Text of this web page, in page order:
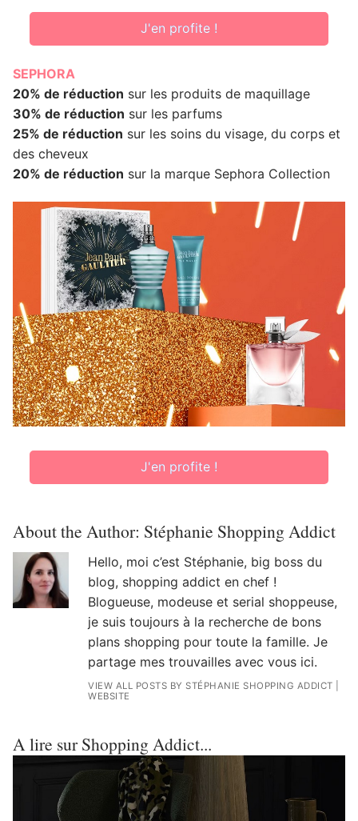
J'en profite !
SEPHORA
20% de réduction sur les produits de maquillage
30% de réduction sur les parfums
25% de réduction sur les soins du visage, du corps et
des cheveux
20% de réduction sur la marque Sephora Collection
J'en profite !
About the Author: Stéphanie Shopping Addict
Hello, moi c’est Stéphanie, big boss du
blog, shopping addict en chef !
Blogueuse, modeuse et serial shoppeuse,
je suis toujours à la recherche de bons
plans shopping pour toute la famille. Je
partage mes trouvailles avec vous ici.
VIEW ALL POSTS BY STÉPHANIE SHOPPING ADDICT
WEBSITE
A lire sur Shopping Addict...